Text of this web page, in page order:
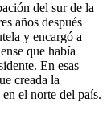
del sur de la
años después
y encargó a
que había
En esas
creada la
el norte del país.